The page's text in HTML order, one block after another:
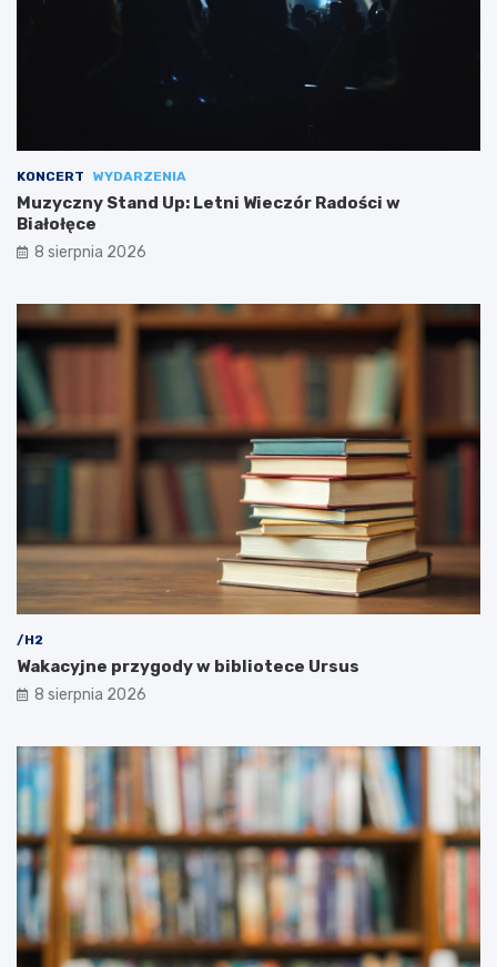
KONCERT WYDARZENIA
Muzyczny Stand Up: Letni Wieczór Radości w
Białołęce
8 sierpnia 2026
/H2
Wakacyjne przygody w bibliotece Ursus
8 sierpnia 2026